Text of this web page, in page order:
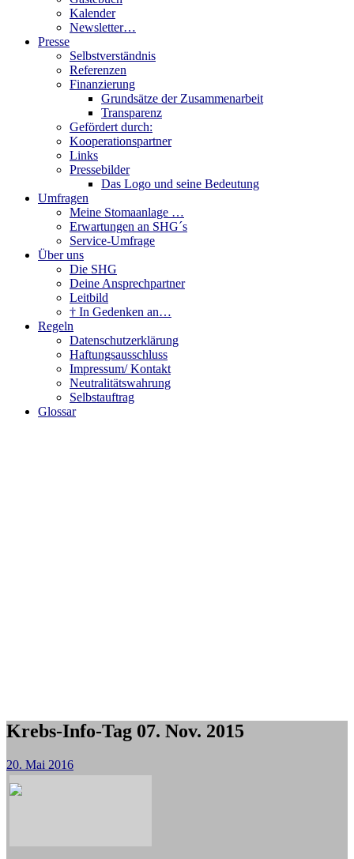
Kalender
Newsletter…
Presse
Selbstverständnis
Referenzen
Finanzierung
Grundsätze der Zusammenarbeit
Transparenz
Gefördert durch:
Kooperationspartner
Links
Pressebilder
Das Logo und seine Bedeutung
Umfragen
Meine Stomaanlage …
Erwartungen an SHG´s
Service-Umfrage
Über uns
Die SHG
Deine Ansprechpartner
Leitbild
† In Gedenken an…
Regeln
Datenschutzerklärung
Haftungsausschluss
Impressum/ Kontakt
Neutralitätswahrung
Selbstauftrag
Glossar
Krebs-Info-Tag 07. Nov. 2015
20. Mai 2016